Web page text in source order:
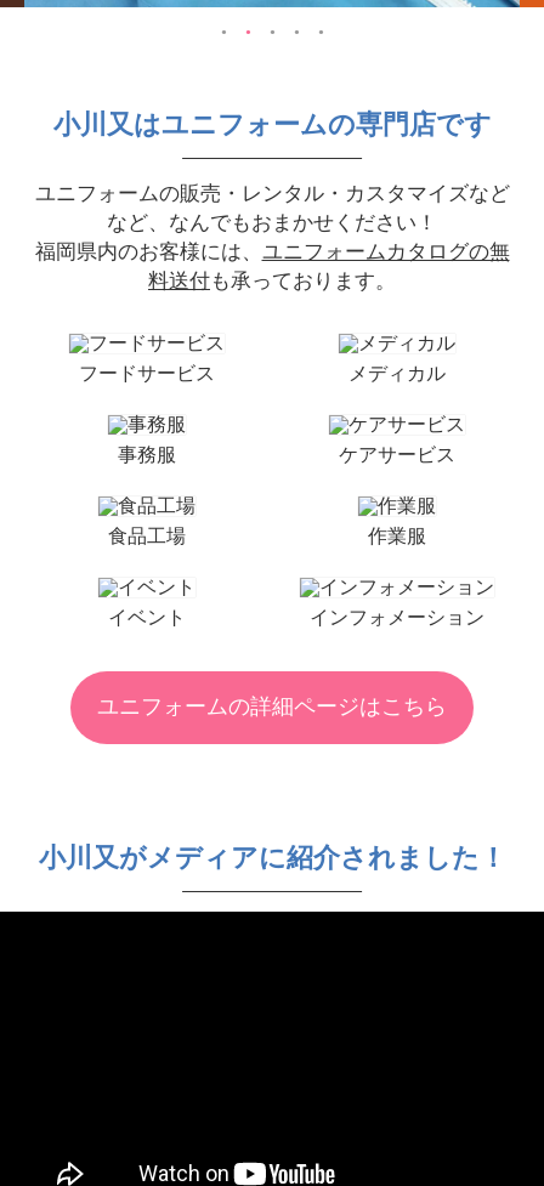
小川又はユニフォームの専門店です
ユニフォームの販売・レンタル・カスタマイズなど
など、なんでもおまかせください！
福岡県内のお客様には、 ユニフォームカタログの無
料送付も承っております。
フードサービス メディカル
事務服 ケアサービス
食品工場 作業服
イベント インフォメーション
ユニフォームの詳細ページはこちら
小川又がメディアに紹介されました！